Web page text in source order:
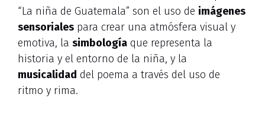
“La niña de Guatemala” son el uso de imágenes
sensoriales para crear una atmósfera visual y
emotiva, la simbología que representa la
historia y el entorno de la niña, y la
musicalidad del poema a través del uso de
ritmo y rima.